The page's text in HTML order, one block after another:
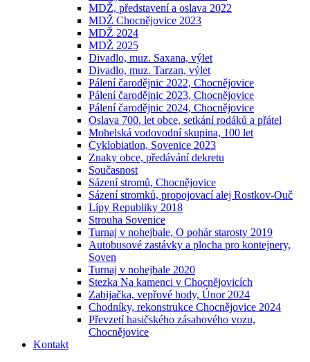
MDŽ, představení a oslava 2022
MDŽ Chocnějovice 2023
MDŽ 2024
MDŽ 2025
Divadlo, muz. Saxana, výlet
Divadlo, muz. Tarzan, výlet
Pálení čarodějnic 2022, Chocnějovice
Pálení čarodějnic 2023, Chocnějovice
Pálení čarodějnic 2024, Chocnějovice
Oslava 700. let obce, setkání rodáků a přátel
Mohelská vodovodní skupina, 100 let
Cyklobiatlon, Sovenice 2023
Znaky obce, předávání dekretu
Současnost
Sázení stromů, Chocnějovice
Sázení stromků, propojovací alej Rostkov-Ouč
Lípy Republiky 2018
Strouha Sovenice
Turnaj v nohejbale, O pohár starosty 2019
Autobusové zastávky a plocha pro kontejnery,
Soven
Turnaj v nohejbale 2020
Stezka Na kamenci v Chocnějovicích
Zabijačka, vepřové hody, Únor 2024
Chodníky, rekonstrukce Chocnějovice 2024
Převzetí hasičského zásahového vozu,
Chocnějovice
Kontakt